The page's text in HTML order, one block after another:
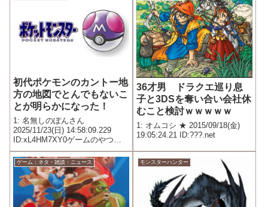
初代ポケモンのカントー地
方の地図でとんでもないこ
とが明らかになった！
1: 名無しのぽんさん
2025/11/23(日) 14:58:09.229
ID:xL4HM7XY0ゲームのやつ別
のやつサイクリングロードの方
角が全然違う！
36才男 ドラクエ巡り息
子と3DSを奪い合い会社休
むこと検討ｗｗｗｗｗ
1: オムコシ ★ 2015/09/18(金)
19:05:24.21 ID:???.net
ゲーム：ネタ・雑談・ニュース モンスターハンター